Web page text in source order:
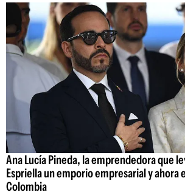
Ana Lucía Pineda, la emprendedora que
Espriella un emporio empresarial y ahora
Colombia